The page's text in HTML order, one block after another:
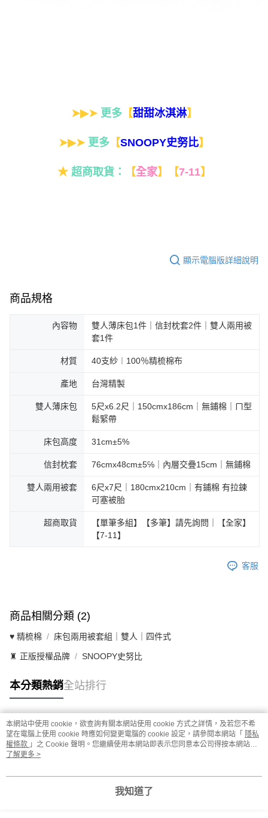
➤▶➤ 更多【甜甜冰淇淋】
➤▶➤ 更多 【SNOOPY史努比】
★ 超商取貨： 【全家】 【7-11】
顯示電腦版詳細說明
商品規格
內容物
雙人薄床包1件｜信封枕套2件｜雙人兩用被
套1件
材質 40支紗︱100％精梳棉布
產地 台灣精製
雙人薄床包
5尺x6.2尺｜150cmx186cm｜無鋪棉｜ㄇ型
鬆緊帶
床包高度 31cm±5%
信封枕套 76cmx48cm±5℅｜內層交疊15cm｜無鋪棉
雙人兩用被套
6尺x7尺｜180cmx210cm｜有鋪棉 有拉鍊
可塞被胎
超商取貨
【單筆多組】【多筆】請先詢問｜【全家】
【7-11】
客服
商品相關分類 (2)
♥ 精梳棉 床包兩用被套組｜雙人｜四件式
♜ 正版授權品牌 SNOOPY史努比
本分類熱銷全站排行
熱門標籤
本網站中使用 cookie，欲查詢有關本網站使用 cookie 方式之詳情，及若您不希
望在電腦上使用 cookie 時應如何變更電腦的 cookie 設定，請參閱本網站「 隱私
權條款 」之 Cookie 聲明。您繼續使用本網站即表示您同意本公司得按本網站使
用條款之 Cookie 聲明使用 cookie。
了解更多 >
我知道了